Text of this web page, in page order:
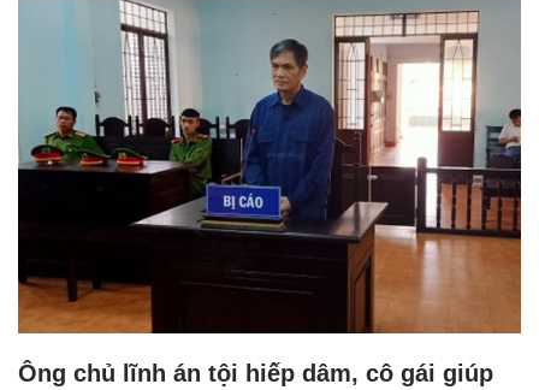
Ông chủ lĩnh án tội hiếp dâm, cô gái giúp